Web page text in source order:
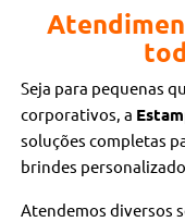
Seja para pequenas
corporativos, a
soluções completas
brindes
Atendemos diversos